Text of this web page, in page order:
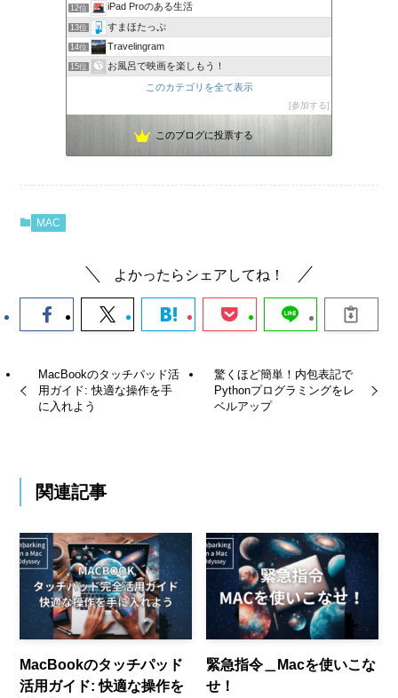
12位 iPad Proのある生活
13位 すまほたっぷ
14位 Travelingram
15位 お風呂で映画を楽しもう！
このカテゴリを全て表示
参加する
このブログに投票する
MAC
よかったらシェアしてね！
MacBookのタッチパッド活
用ガイド: 快適な操作を手
に入れよう
驚くほど簡単！内包表記で
Pythonプログラミングをレ
ベルアップ
関連記事
MacBookのタッチパッド
活用ガイド: 快適な操作を
緊急指令＿Macを使いこな
せ！